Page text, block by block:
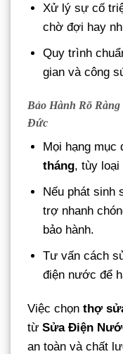
Xử lý sự cố
chờ đợi hay
Quy trình
gian và công
Bảo Hành Rõ
Đức
Mọi hạng
tháng, tùy loại
Nếu phát sinh
trợ nhanh
bảo hành.
Tư vấn cách
điện nước để
Việc chọn thợ
từ Sửa Điện
an toàn và chất